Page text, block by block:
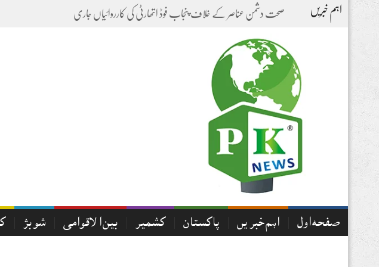
اہم خبریں -
صفحہ اول اہم خبریں پاکستان کشمیر بین الاقوامی شوبز